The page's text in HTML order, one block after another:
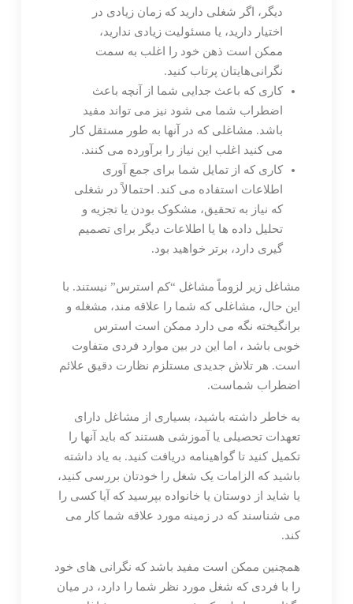
دیگر، اگر شغلی دارید که زمان زیادی در
اختیار دارید، یا مسئولیت زیادی ندارید،
ممکن است ذهن خود را اغلب به سمت
نگرانی‌هایتان پرتاب کنید.
کاری که باعث جدایی شما از آنچه باعث
اضطراب شما می شود نیز می تواند مفید
باشد. مشاغلی که در آنها به طور مستقل کار
می کنید اغلب این نیاز را برآورده می کنند.
کاری که از تمایل شما برای جمع آوری
اطلاعات استفاده می کند. احتمالاً در شغلی
که نیاز به تحقیق، مشکوک بودن یا تجزیه و
تحلیل داده ها یا اطلاعات دیگر برای تصمیم
گیری دارد، برتر خواهید بود.
مشاغل زیر لزوماً مشاغل “کم استرس” نیستند. با
این حال، مشاغلی که شما را علاقه مند، مشغله و
برانگیخته نگه می دارد ممکن است استرس
خوبی باشد ، اما این در بین موارد فردی متفاوت
است. هر تلاش جدیدی مستلزم نظارت دقیق علائم
اضطراب شماست.
به خاطر داشته باشید، بسیاری از مشاغل دارای
تعهدات تحصیلی یا آموزشی هستند که باید آنها را
تکمیل کنید تا گواهینامه دریافت کنید. به یاد داشته
باشید که الزامات یک شغل را خودتان بررسی کنید،
یا شاید از دوستان یا خانواده بپرسید که آیا کسی را
می شناسند که در زمینه مورد علاقه شما کار می
کند.
همچنین ممکن است مفید باشد که نگرانی های خود
را با فردی که شغل مورد نظر شما را دارد، در میان